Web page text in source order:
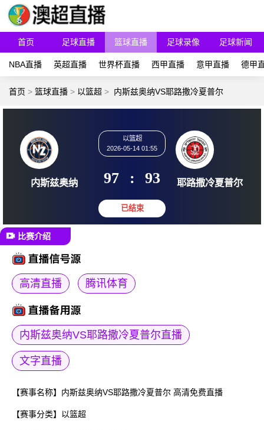
首页 足球直播 篮球直播 足球录像 足球新闻
NBA直播 英超直播 世界杯直播 西甲直播 意甲直播 德甲
首页 > 篮球直播 > 以篮超 > 内斯兹奥纳VS耶路撒冷夏普尔
内斯兹奥纳
2026-05-14 01:55
97 : 耶路撒
比赛介绍
高清直播 腾讯体育
内斯兹奥纳VS耶路撒冷夏普尔直播
文字直播
【赛事名称】 内斯兹奥纳VS耶路撒冷夏普尔 高清免费直播
【赛事分类】 以篮超